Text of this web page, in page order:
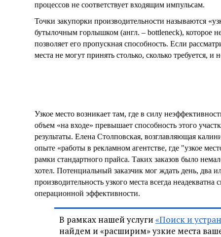
процессов не соответствует входящим импульсам.
Точки закупорки производительности называются
бутылочным горлышком (англ. – bottleneck), которое
позволяет его пропускная способность. Если
места не могут принять столько, сколько требуется,
Узкое место возникает там, где в силу
объем «на входе» превышает способность этого
результаты. Елена Столповская, возглавляющая
опыте «работы в рекламном агентстве, где "узкое
рамки стандартного прайса. Таких заказов было
хотел. Потенциальный заказчик мог ждать день, два
производительность узкого места всегда
операционной эффективности.
В рамках нашей услуги «Поиск и
найдем и «расширим» узкие места